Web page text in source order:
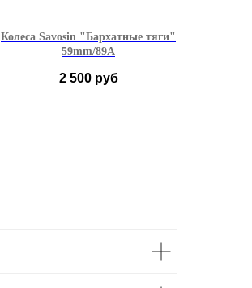
Колеса Savosin "Бархатные тяги"
59mm/89A
2 500 руб